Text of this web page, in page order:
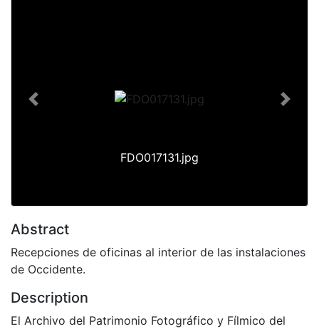
FDO017131.jpg
Previous Next
Abstract
Recepciones de oficinas al interior de las instalaciones
de Occidente.
Description
El Archivo del Patrimonio Fotográfico y Fílmico del